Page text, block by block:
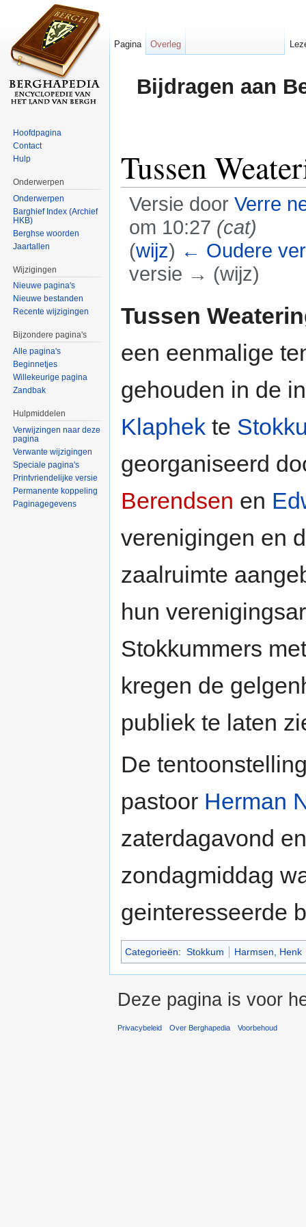
Bijdragen aan
Tussen
Versie door Verre
om 10:27 (cat)
(wijz) ← Oudere
versie → (wijz)
Tussen
een eenmalige
gehouden in de
Klaphek te
georganiseerd
Berendsen en
verenigingen en
zaalruimte
hun
Stokkummers
kregen de
publiek te laten
De
pastoor Herman
zaterdagavond
zondagmiddag
geinteresseerde
Categorieën: Stokkum Harmsen, Henk
Pagina Overleg
Hoofdpagina
Contact
Hulp
Onderwerpen
Onderwerpen
Barghief Index (Archief
HKB)
Berghse woorden
Jaartallen
Wijzigingen
Nieuwe pagina's
Nieuwe bestanden
Recente wijzigingen
Bijzondere pagina's
Alle pagina's
Beginnetjes
Willekeurige pagina
Zandbak
Hulpmiddelen
Verwijzingen naar deze
pagina
Verwante wijzigingen
Speciale pagina's
Printvriendelijke versie
Permanente koppeling
Paginagegevens
Deze pagina is voor
Privacybeleid Over Berghapedia Voorbehoud